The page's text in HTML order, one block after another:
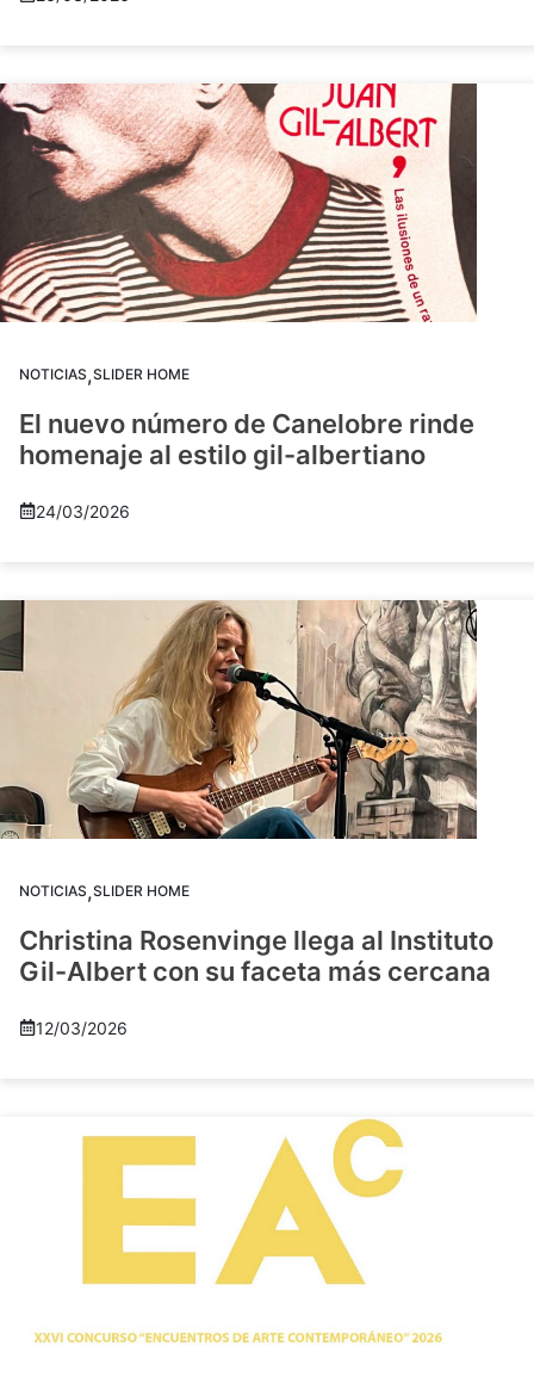
NOTICIAS,SLIDER HOME
El nuevo número de Canelobre rinde
homenaje al estilo gil-albertiano
24/03/2026
NOTICIAS,SLIDER HOME
Christina Rosenvinge llega al Instituto
Gil-Albert con su faceta más cercana
12/03/2026